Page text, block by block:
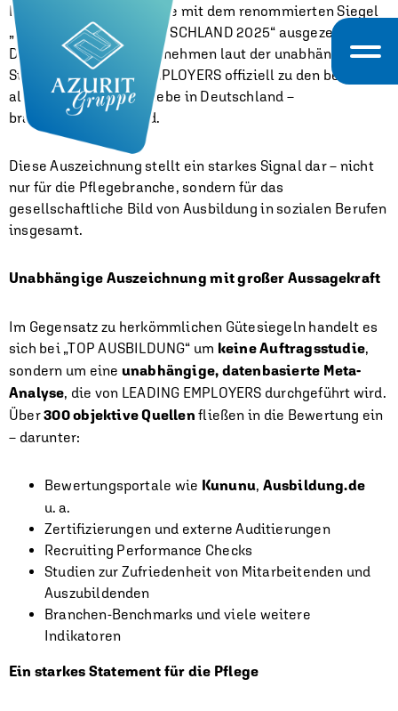
Die AZURIT Gruppe wurde mit dem renommierten Siegel
„TOP AUSBILDUNG DEUTSCHLAND 2025“ ausgezeichnet.
Damit gehört das Unternehmen laut der unabhängigen
Studie von LEADING EMPLOYERS offiziell zu den besten 1 %
aller Ausbildungsbetriebe in Deutschland –
branchenübergreifend.
Diese Auszeichnung stellt ein starkes Signal dar – nicht
nur für die Pflegebranche, sondern für das
gesellschaftliche Bild von Ausbildung in sozialen Berufen
insgesamt.
Unabhängige Auszeichnung mit großer Aussagekraft
Im Gegensatz zu herkömmlichen Gütesiegeln handelt es
sich bei „TOP AUSBILDUNG“ um keine Auftragsstudie,
sondern um eine unabhängige, datenbasierte Meta-
Analyse, die von LEADING EMPLOYERS durchgeführt wird.
Über300 objektive Quellen fließen in die Bewertung ein
– darunter:
Bewertungsportale wie Kununu, Ausbildung.de
u. a.
Zertifizierungen und externe Auditierungen
Recruiting Performance Checks
Studien zur Zufriedenheit von Mitarbeitenden und
Auszubildenden
Branchen-Benchmarks und viele weitere
Indikatoren
Ein starkes Statement für die Pflege